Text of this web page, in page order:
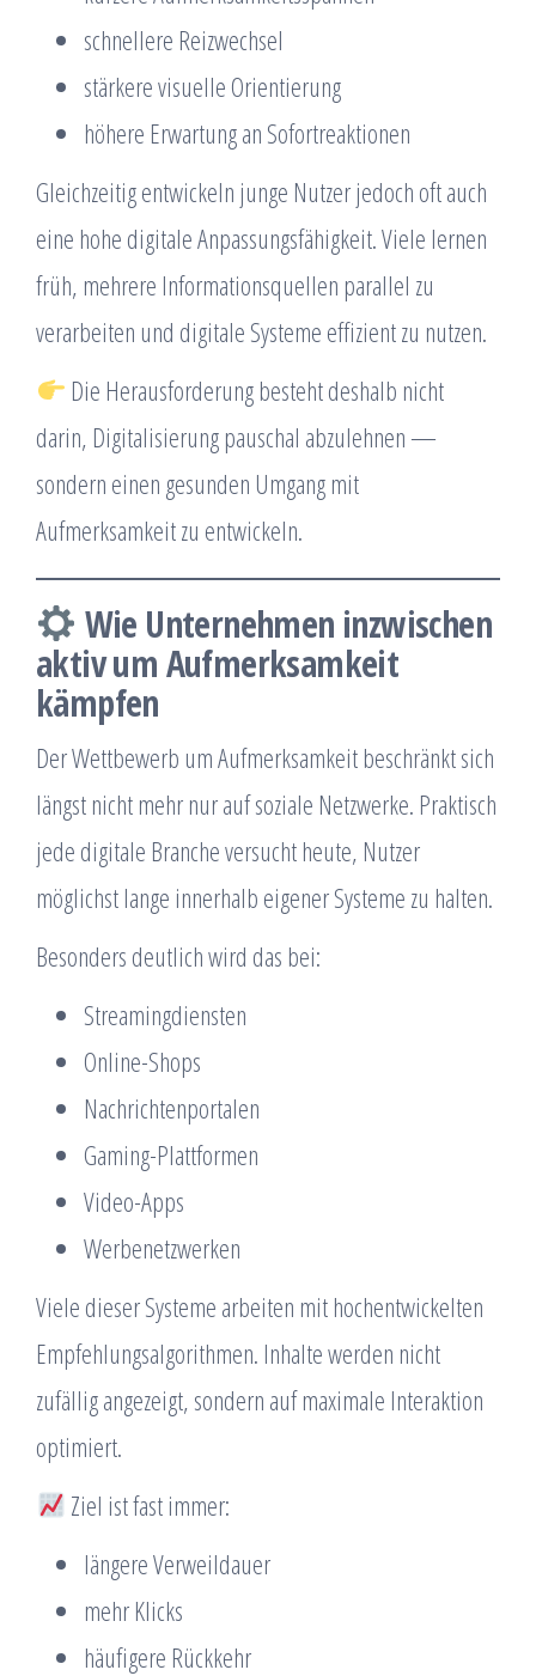
schnellere Reizwechsel
stärkere visuelle Orientierung
höhere Erwartung an Sofortreaktionen
Gleichzeitig entwickeln junge Nutzer jedoch oft auch
eine hohe digitale Anpassungsfähigkeit. Viele lernen
früh, mehrere Informationsquellen parallel zu
verarbeiten und digitale Systeme effizient zu nutzen.
Die Herausforderung besteht deshalb nicht
darin, Digitalisierung pauschal abzulehnen —
sondern einen gesunden Umgang mit
Aufmerksamkeit zu entwickeln.
Wie Unternehmen inzwischen
aktiv um Aufmerksamkeit
kämpfen
Der Wettbewerb um Aufmerksamkeit beschränkt sich
längst nicht mehr nur auf soziale Netzwerke. Praktisch
jede digitale Branche versucht heute, Nutzer
möglichst lange innerhalb eigener Systeme zu halten.
Besonders deutlich wird das bei:
Streamingdiensten
Online-Shops
Nachrichtenportalen
Gaming-Plattformen
Video-Apps
Werbenetzwerken
Viele dieser Systeme arbeiten mit hochentwickelten
Empfehlungsalgorithmen. Inhalte werden nicht
zufällig angezeigt, sondern auf maximale Interaktion
optimiert.
Ziel ist fast immer:
längere Verweildauer
mehr Klicks
häufigere Rückkehr